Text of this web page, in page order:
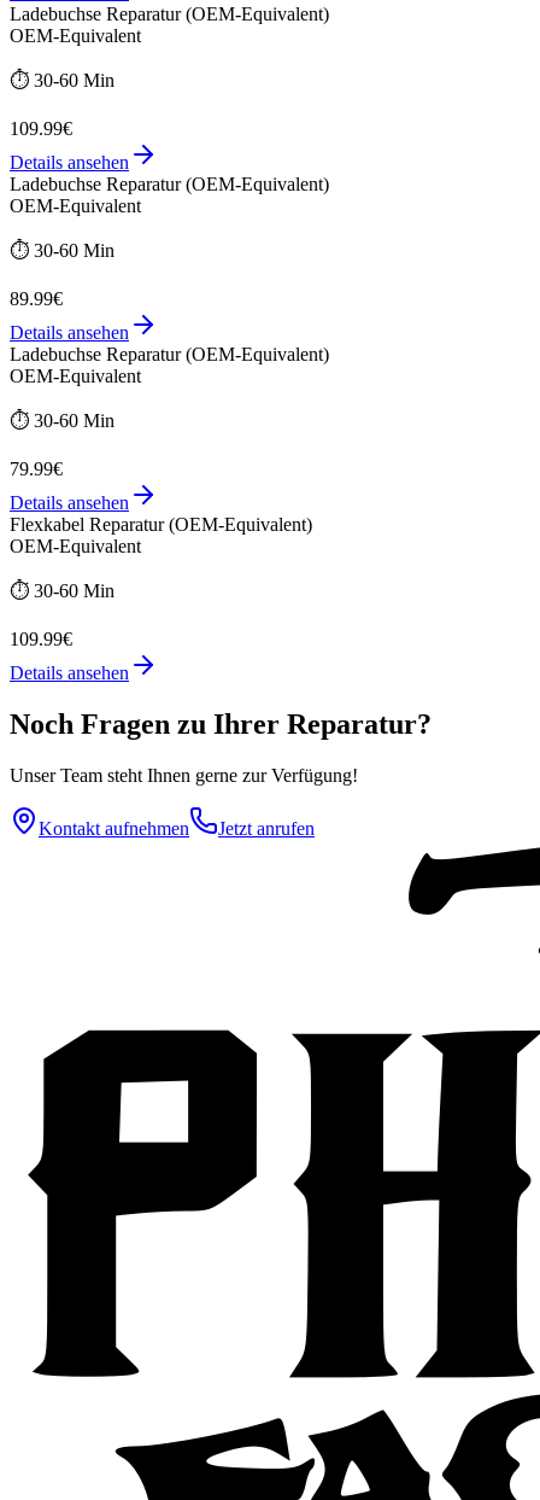
Ladebuchse Reparatur (OEM-Equivalent)
OEM-Equivalent
⏱️ 30-60 Min
109.99€
Details ansehen
Ladebuchse Reparatur (OEM-Equivalent)
OEM-Equivalent
⏱️ 30-60 Min
89.99€
Details ansehen
Ladebuchse Reparatur (OEM-Equivalent)
OEM-Equivalent
⏱️ 30-60 Min
79.99€
Details ansehen
Flexkabel Reparatur (OEM-Equivalent)
OEM-Equivalent
⏱️ 30-60 Min
109.99€
Details ansehen
Noch Fragen zu Ihrer Reparatur?
Unser Team steht Ihnen gerne zur Verfügung!
Kontakt aufnehmen Jetzt anrufen